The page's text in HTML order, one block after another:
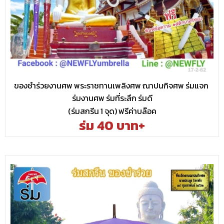
ของชำร่วยงานศพ พระราชทานเพลิงศพ ณาปนกิจศพ ร่มแจก
ร่มงานศพ ร่มที่ระลึก ร่มดี
(ร่มสกรีน 1 จุด) ฟรีค่าบล๊อค
ร่ม 40 บาท+